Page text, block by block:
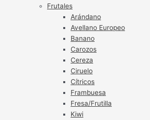
Frutales
Arándano
Avellano Europeo
Banano
Carozos
Cereza
Ciruelo
Cítricos
Frambuesa
Fresa/Frutilla
Kiwi